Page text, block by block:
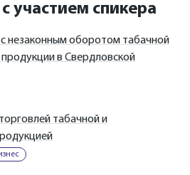
участием спикера
незаконным оборотом табачной
в Свердловской
табачной и